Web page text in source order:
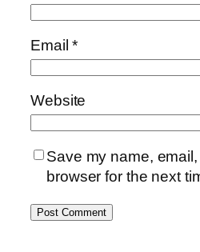
Email*
Website
Save my name,
browser for the next